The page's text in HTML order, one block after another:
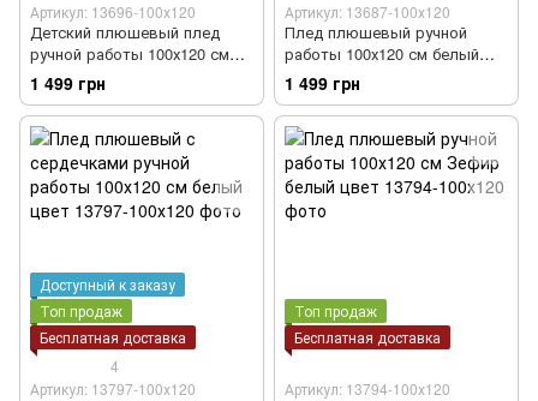
Артикул: 13696-100х120
Детский плюшевый плед
ручной работы 100х120 см
молочный цвет
1 499 грн
Артикул: 13687-100х120
Плед плюшевый ручной
работы 100х120 см белый
цвет
1 499 грн
Доступный к заказу
Топ продаж
Бесплатная доставка
4
Артикул: 13797-100х120
Топ продаж
Бесплатная доставка
Артикул: 13794-100х120